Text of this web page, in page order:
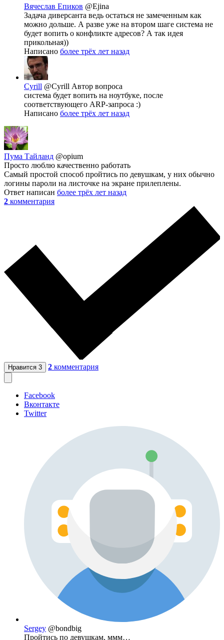
Вячеслав Епиков @Ejina
Задача диверсанта ведь остаться не замеченным как
можно дольше. А разве уже на втором шаге система не
будет вопить о конфликте адресов? А так идея
прикольная))
Написано более трёх лет назад
Cyrill @Cyrill Автор вопроса
система будет вопить на ноутбуке, после
соответствующего ARP-запроса :)
Написано более трёх лет назад
Пума Тайланд @opium
Просто люблю качественно работать
Самый простой способ пройтись по девушкам, у них обычно
логины пароли на листочке на экране прилеплены.
Ответ написан более трёх лет назад
2 комментария
Нравится 3 2 комментария
Facebook
Вконтакте
Twitter
Sergey @bondbig
Пройтись по девушкам, ммм…